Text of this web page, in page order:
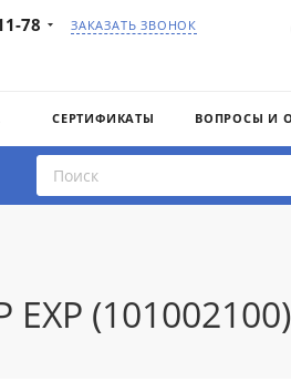
78 ЗАКАЗАТЬ ЗВОНОК
СЕРТИФИКАТЫ ВОПРОСЫ И
EXP (101002100)